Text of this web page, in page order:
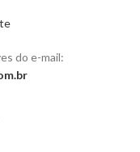
do e-mail: